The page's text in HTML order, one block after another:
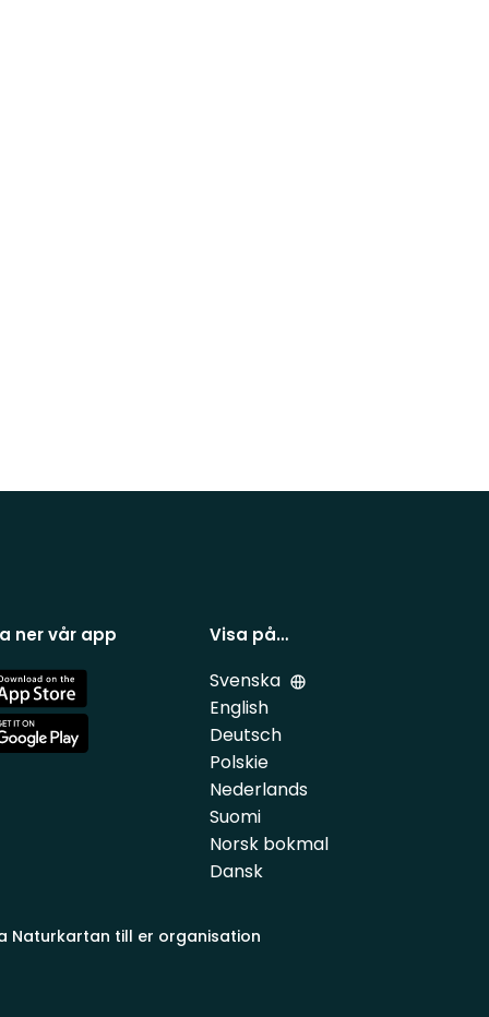
ner vår app Visa på…
Svenska
English
Deutsch
Polskie
Nederlands
Suomi
Norsk bokmal
Dansk
Naturkartan till er organisation